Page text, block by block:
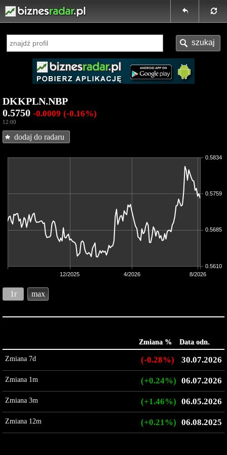
DKKPLN.NBP
0.5750 -0.0009 (-0.16%)
12:00
dodaj do radaru
12/2025 4/2026 8/2026
0.5610
0.5685
0.5759
0.5834
1r max
Zmiana % Data odn.
Zmiana 7d (-0.28%) 30.07.2026
Zmiana 1m (+0.24%) 06.07.2026
Zmiana 3m (+1.46%) 06.05.2026
Zmiana 12m (+0.21%) 06.08.2025